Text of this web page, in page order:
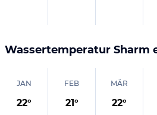
Wassertemperatur Sharm
JAN
22°
FEB
21°
MÄR
22°